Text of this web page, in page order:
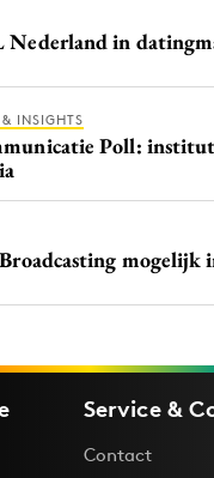
Nederland in
INSIGHTS
Poll:
mogelijk
Service &
Contact